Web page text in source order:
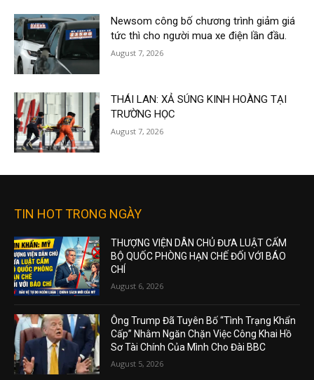
Newsom công bố chương trình giảm giá
tức thì cho người mua xe điện lần đầu.
August 7, 2026
THÁI LAN: XẢ SÚNG KINH HOÀNG TẠI
TRƯỜNG HỌC
August 7, 2026
TIN HOT TRONG NGÀY
THƯỢNG VIỆN DÂN CHỦ ĐƯA LUẬT CẤM
BỘ QUỐC PHÒNG HẠN CHẾ ĐỐI VỚI BÁO
CHÍ
August 6, 2026
Ông Trump Đã Tuyên Bố “Tình Trạng Khẩn
Cấp” Nhằm Ngăn Chặn Việc Công Khai Hồ
Sơ Tài Chính Của Mình Cho Đài BBC
August 5, 2026